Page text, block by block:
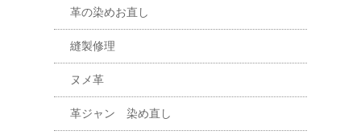
革の染めお直し
縫製修理
ヌメ革
革ジャン 染め直し